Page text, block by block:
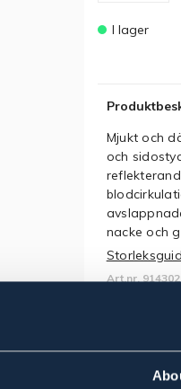
I lager
Mjukt och
och
nacke och
Art.nr.
Se lager i